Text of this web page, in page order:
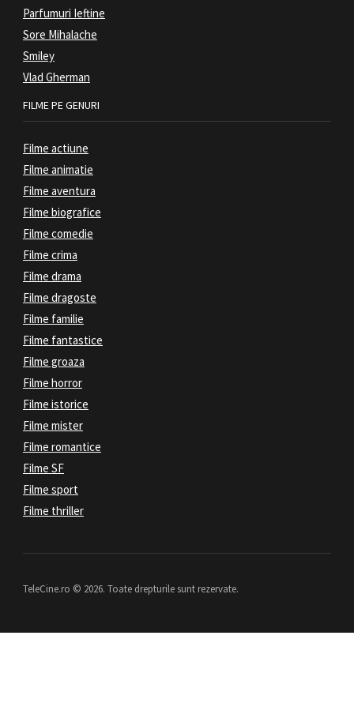
Parfumuri Ieftine
Sore Mihalache
Smiley
Vlad Gherman
FILME PE GENURI
Filme actiune
Filme animatie
Filme aventura
Filme biografice
Filme comedie
Filme crima
Filme drama
Filme dragoste
Filme familie
Filme fantastice
Filme groaza
Filme horror
Filme istorice
Filme mister
Filme romantice
Filme SF
Filme sport
Filme thriller
TeleCine.ro © 2026. Toate drepturile sunt rezervate.